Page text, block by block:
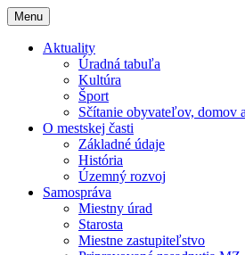
Menu
Aktuality
Úradná tabuľa
Kultúra
Šport
Sčítanie obyvateľov, domov
O mestskej časti
Základné údaje
História
Územný rozvoj
Samospráva
Miestny úrad
Starosta
Miestne zastupiteľstvo